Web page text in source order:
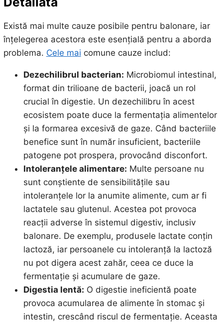
Există mai multe cauze posibile pentru balonare, iar
înțelegerea acestora este esențială pentru a aborda
problema. Cele mai comune cauze includ:
Dezechilibrul bacterian: Microbiomul intestinal,
format din trilioane de bacterii, joacă un rol
crucial în digestie. Un dezechilibru în acest
ecosistem poate duce la fermentația alimentelor
și la formarea excesivă de gaze. Când bacteriile
benefice sunt în număr insuficient, bacteriile
patogene pot prospera, provocând disconfort.
Intoleranțele alimentare: Multe persoane nu
sunt conștiente de sensibilitățile sau
intoleranțele lor la anumite alimente, cum ar fi
lactatele sau glutenul. Acestea pot provoca
reacții adverse în sistemul digestiv, inclusiv
balonare. De exemplu, produsele lactate conțin
lactoză, iar persoanele cu intoleranță la lactoză
nu pot digera acest zahăr, ceea ce duce la
fermentație și acumulare de gaze.
Digestia lentă: O digestie ineficientă poate
provoca acumularea de alimente în stomac și
intestin, crescând riscul de fermentație. Aceasta